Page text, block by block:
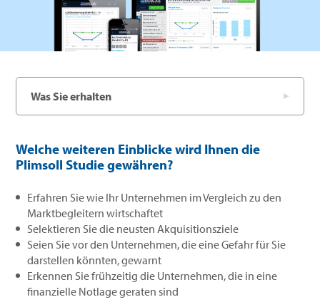
Was Sie erhalten
Welche weiteren Einblicke wird Ihnen die
Plimsoll Studie gewähren?
Erfahren Sie wie Ihr Unternehmen im Vergleich zu den
Marktbegleitern wirtschaftet
Selektieren Sie die neusten Akquisitionsziele
Seien Sie vor den Unternehmen, die eine Gefahr für Sie
darstellen könnten, gewarnt
Erkennen Sie frühzeitig die Unternehmen, die in eine
finanzielle Notlage geraten sind